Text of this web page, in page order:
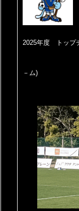
2025年度 トップ
U18 ウェ
－ム)
横